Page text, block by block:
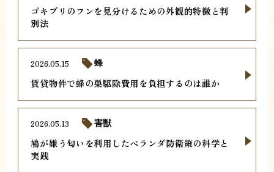
ゴキブリのフンを見分けるための外観的特徴と判
別法
賃貸物件で蜂の巣駆除費用を負担するのは誰か
2026.05.15 蜂
鳩が嫌う匂いを利用したベランダ防衛策の科学と
実践
2026.05.13 害獣